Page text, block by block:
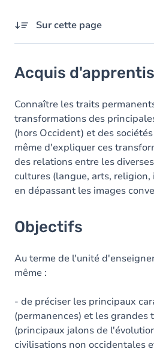
Sur cette page
Objectifs
Contenu
Table des matières
Acquis
Connaître les traits
transformations des
(hors Occident) et des
même d'expliquer ces
des relations entre les
cultures (langue, arts,
en dépassant les images
Objectifs
Au terme de l'unité
même :
- de préciser les principaux
(permanences) et les grandes
(principaux jalons de
civilisations non occidentales